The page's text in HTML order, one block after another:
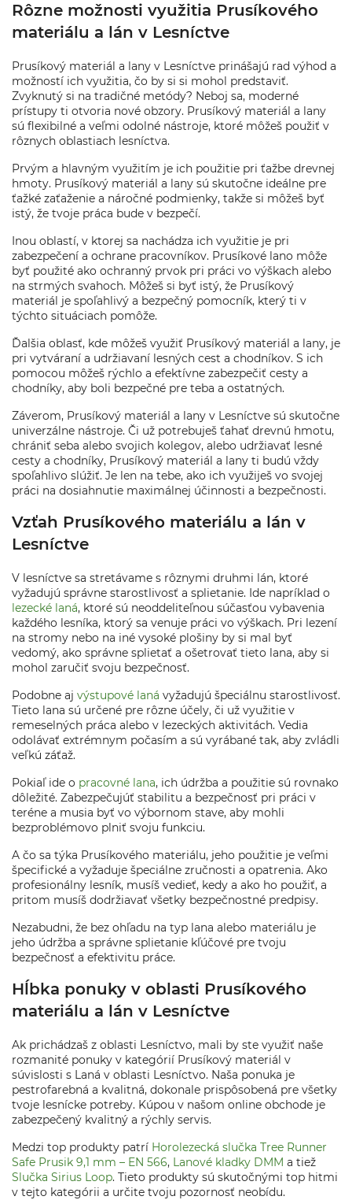
Rôzne možnosti využitia Prusíkového
materiálu a lán v Lesníctve
Prusíkový materiál a lany v Lesníctve prinášajú rad výhod a
možností ich využitia, čo by si si mohol predstaviť.
Zvyknutý si na tradičné metódy? Neboj sa, moderné
prístupy ti otvoria nové obzory. Prusíkový materiál a lany
sú flexibilné a veľmi odolné nástroje, ktoré môžeš použiť v
rôznych oblastiach lesníctva.
Prvým a hlavným využitím je ich použitie pri ťažbe drevnej
hmoty. Prusíkový materiál a lany sú skutočne ideálne pre
ťažké zaťaženie a náročné podmienky, takže si môžeš byť
istý, že tvoje práca bude v bezpečí.
Inou oblastí, v ktorej sa nachádza ich využitie je pri
zabezpečení a ochrane pracovníkov. Prusíkové lano môže
byť použité ako ochranný prvok pri práci vo výškach alebo
na strmých svahoch. Môžeš si byť istý, že Prusíkový
materiál je spoľahlivý a bezpečný pomocník, který ti v
týchto situáciach pomôže.
Ďalšia oblasť, kde môžeš využiť Prusíkový materiál a lany, je
pri vytváraní a udržiavaní lesných cest a chodníkov. S ich
pomocou môžeš rýchlo a efektívne zabezpečiť cesty a
chodníky, aby boli bezpečné pre teba a ostatných.
Záverom, Prusíkový materiál a lany v Lesníctve sú skutočne
univerzálne nástroje. Či už potrebuješ ťahať drevnú hmotu,
chrániť seba alebo svojich kolegov, alebo udržiavať lesné
cesty a chodníky, Prusíkový materiál a lany ti budú vždy
spoľahlivo slúžiť. Je len na tebe, ako ich využiješ vo svojej
práci na dosiahnutie maximálnej účinnosti a bezpečnosti.
Vzťah Prusíkového materiálu a lán v
Lesníctve
V lesníctve sa stretávame s rôznymi druhmi lán, ktoré
vyžadujú správne starostlivosť a splietanie. Ide napríklad o
lezecké laná, ktoré sú neoddeliteľnou súčasťou vybavenia
každého lesníka, ktorý sa venuje práci vo výškach. Pri lezení
na stromy nebo na iné vysoké plošiny by si mal byť
vedomý, ako správne splietať a ošetrovať tieto lana, aby si
mohol zaručiť svoju bezpečnosť.
Podobne aj výstupové laná vyžadujú špeciálnu starostlivosť.
Tieto lana sú určené pre rôzne účely, či už využitie v
remeselných práca alebo v lezeckých aktivitách. Vedia
odolávať extrémnym počasím a sú vyrábané tak, aby zvládli
veľkú záťaž.
Pokiaľ ide o pracovné lana, ich údržba a použitie sú rovnako
dôležité. Zabezpečujúť stabilitu a bezpečnosť pri práci v
teréne a musia byť vo výbornom stave, aby mohli
bezproblémovo plniť svoju funkciu.
A čo sa týka Prusíkového materiálu, jeho použitie je veľmi
špecifické a vyžaduje špeciálne zručnosti a opatrenia. Ako
profesionálny lesník, musíš vedieť, kedy a ako ho použiť, a
pritom musíš dodržiavať všetky bezpečnostné predpisy.
Nezabudni, že bez ohľadu na typ lana alebo materiálu je
jeho údržba a správne splietanie kľúčové pre tvoju
bezpečnosť a efektivitu práce.
Hĺbka ponuky v oblasti Prusíkového
materiálu a lán v Lesníctve
Ak prichádzaš z oblasti Lesníctvo, mali by ste využiť naše
rozmanité ponuky v kategórií Prusíkový materiál v
súvislosti s Laná v oblasti Lesníctvo. Naša ponuka je
pestrofarebná a kvalitná, dokonale prispôsobená pre všetky
tvoje lesnícke potreby. Kúpou v našom online obchode je
zabezpečený kvalitný a rýchly servis.
Medzi top produkty patrí Horolezecká slučka Tree Runner
Safe Prusik 9,1 mm – EN 566, Lanové kladky DMM a tiež
Slučka Sirius Loop. Tieto produkty sú skutočnými top hitmi
v tejto kategórii a určite tvoju pozornosť neobídu.